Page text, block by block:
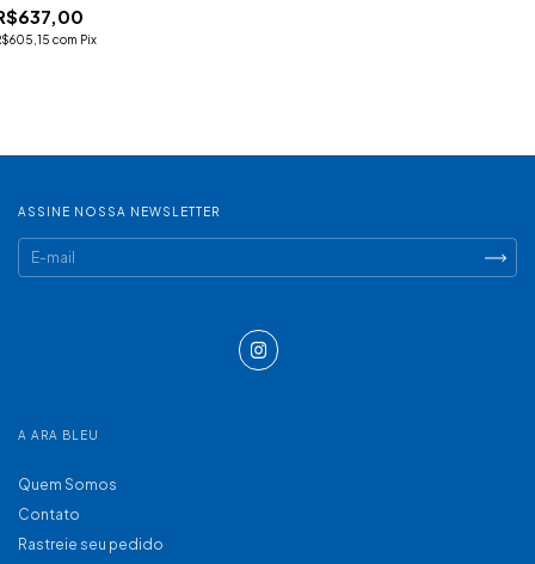
com Pix
ASSINE NOSSA NEWSLETTER
A ARA BLEU
Quem Somos
Contato
Rastreie seu pedido